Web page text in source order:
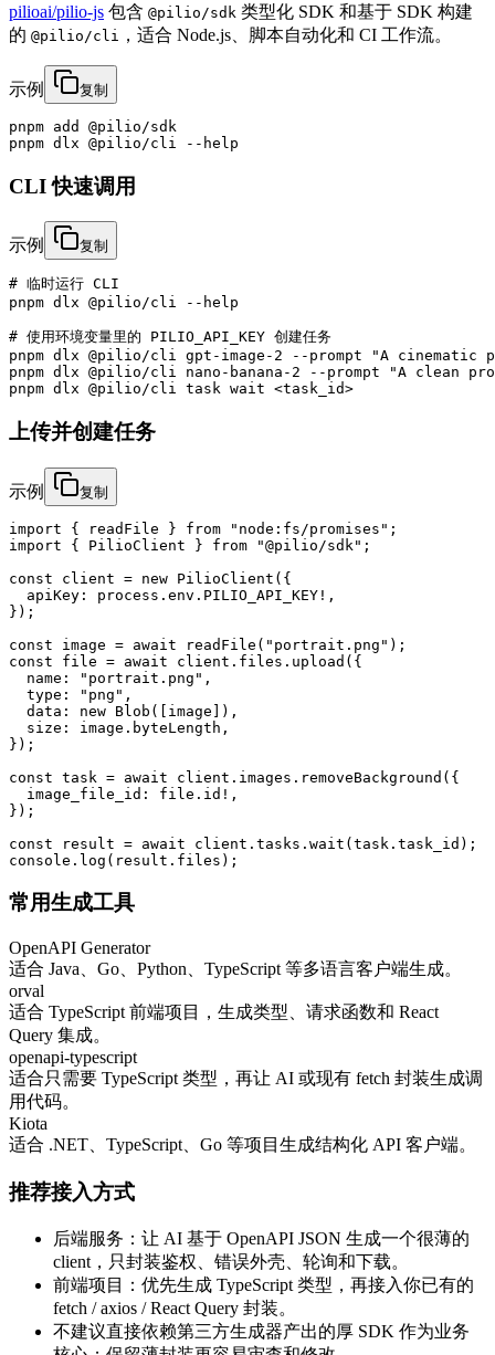
pilioai/pilio-js 包含 @pilio/sdk 类型化 SDK 和基于 SDK 构建
的 @pilio/cli ，适合 Node.js、脚本自动化和 CI 工作流。
示例 复制
pnpm add @pilio/sdk
pnpm dlx @pilio/cli --help
CLI 快速调用
示例 复制
# 临时运行 CLI
pnpm dlx @pilio/cli --help
# 使用环境变量里的 PILIO_API_KEY 创建任务
pnpm dlx @pilio/cli gpt-image-2 --prompt "A
pnpm dlx @pilio/cli nano-banana-2 --prompt "A clean
pnpm dlx @pilio/cli task wait <task_id>
上传并创建任务
示例 复制
import { readFile } from "node:fs/promises";
import { PilioClient } from "@pilio/sdk";
const client = new PilioClient({
  apiKey: process.env.PILIO_API_KEY!,
});
const image = await readFile("portrait.png");
const file = await client.files.upload({
  name: "portrait.png",
  type: "png",
  data: new Blob([image]),
  size: image.byteLength,
});
const task = await client.images.removeBackground({
  image_file_id: file.id!,
});
const result = await client.tasks.wait(task.task_id);
console.log(result.files);
常用生成工具
OpenAPI Generator
适合 Java、Go、Python、TypeScript 等多语言客户端生成。
orval
适合 TypeScript 前端项目，生成类型、请求函数和 React
Query 集成。
openapi-typescript
适合只需要 TypeScript 类型，再让 AI 或现有 fetch 封装生成调
用代码。
Kiota
适合 .NET、TypeScript、Go 等项目生成结构化 API 客户端。
推荐接入方式
后端服务：让 AI 基于 OpenAPI JSON 生成一个很薄的
client，只封装鉴权、错误外壳、轮询和下载。
前端项目：优先生成 TypeScript 类型，再接入你已有的
fetch / axios / React Query 封装。
不建议直接依赖第三方生成器产出的厚 SDK 作为业务